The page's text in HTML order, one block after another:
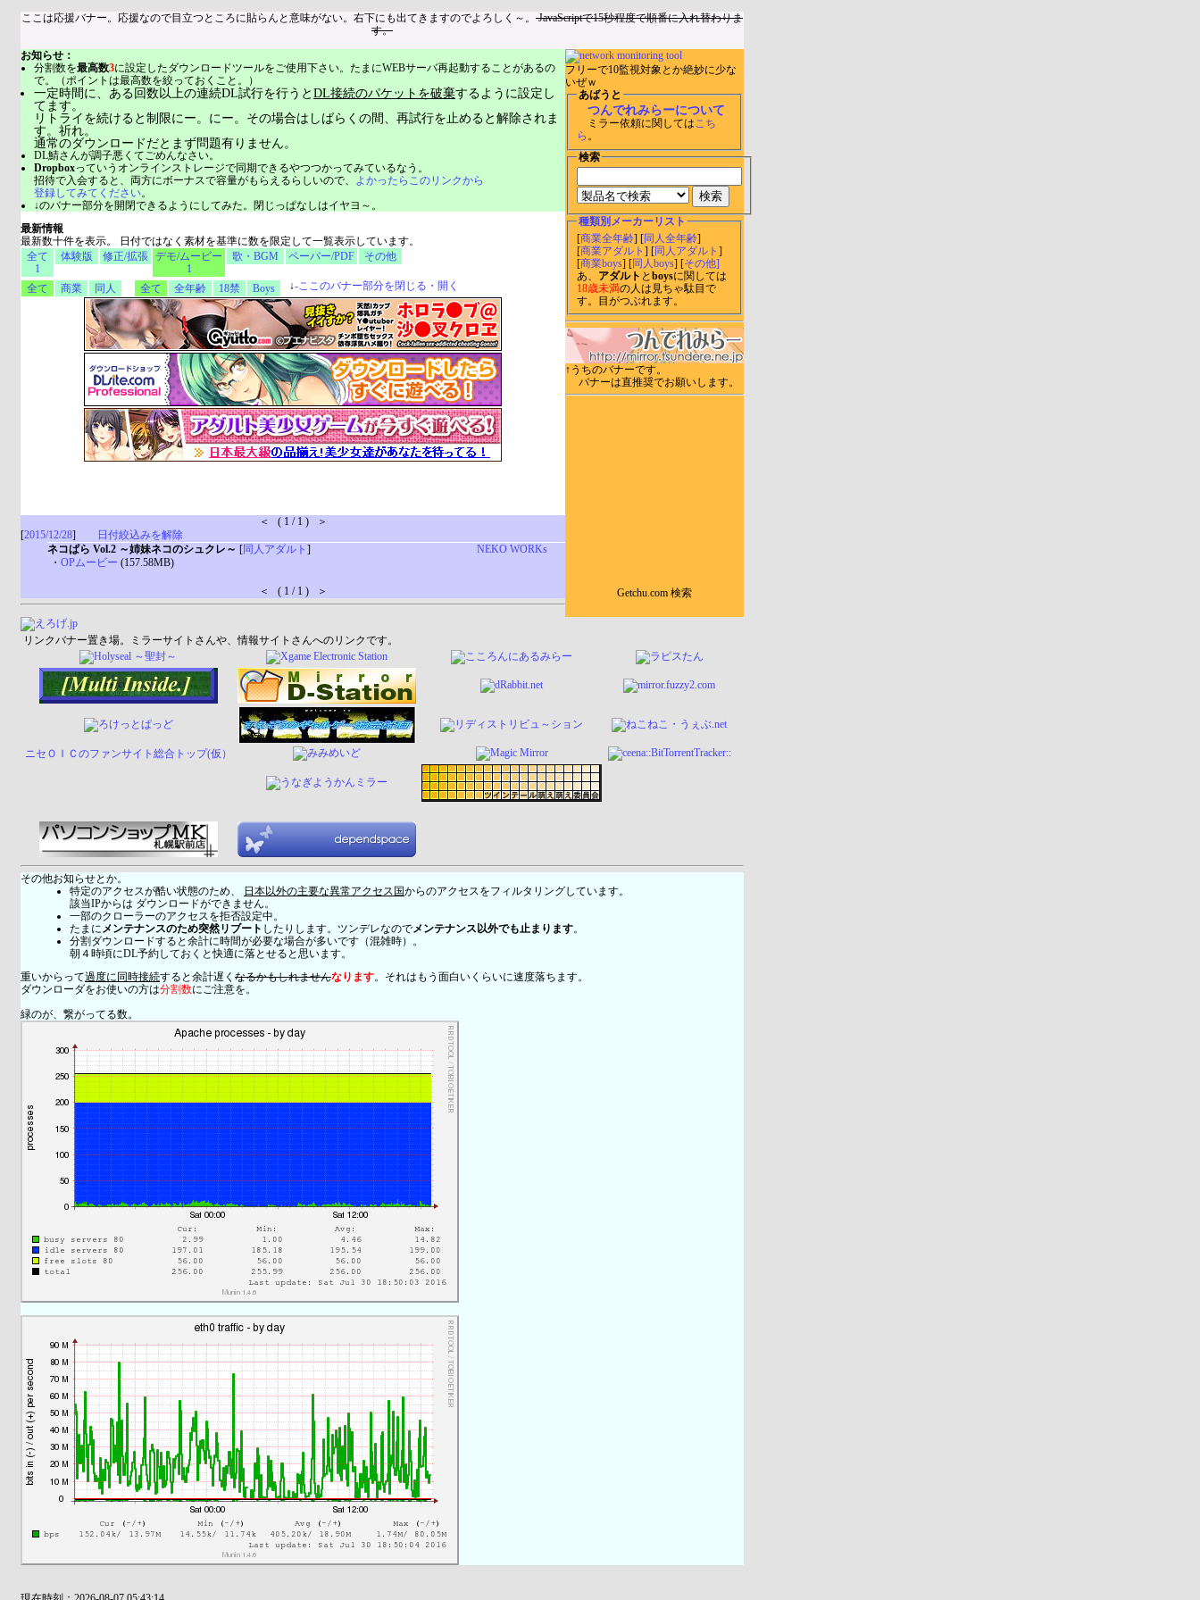
ここは応援バナー。応援なので目立つところに貼らんと意味がない。右下にも出てきますのでよろしく～。 JavaScriptで15秒程度で順番に入れ替わりま
す。
フリーで10監視対象とか絶妙に少な
いぜｗ
あばうと
つんでれみらーについて
ミラー依頼に関してはこち
ら 。
検索
種類別メーカーリスト
[商業全年齢 ] [同人全年齢]
[商業アダルト ] [同人アダルト ]
[商業boys] [同人boys ] [その他]
あ、 アダルト とboysに関しては
18歳未満の人は見ちゃ駄目で
す。目がつぶれます。
↑うちのバナーです。
バナーは直推奨でお願いします。
Getchu.com 検索
お知らせ：
分割数を最高数3に設定したダウンロードツールをご使用下さい。たまにWEBサーバ再起動することがあるの
で。（ポイントは最高数を絞っておくこと。）
一定時間に、ある回数以上の連続DL試行を行うとDL接続のパケットを破棄するように設定し
てます。
リトライを続けると制限にー。にー。その場合はしばらくの間、再試行を止めると解除されま
す。祈れ。
通常のダウンロードだとまず問題有りません。
DL鯖さんが調子悪くてごめんなさい。
Dropboxっていうオンラインストレージで同期できるやつつかってみているなう。
招待で入会すると、両方にボーナスで容量がもらえるらしいので、 よかったらこのリンクから
登録してみてください。
↓のバナー部分を開閉できるようにしてみた。閉じっぱなしはイヤヨ～。
最新情報
最新数十件を表示。 日付ではなく素材を基準に数を限定して一覧表示しています。
全て
1
体験版 修正/拡張 デモ/ムービー
1
歌・BGM ペーパー/PDF その他
全て 商業 同人 全て 全年齢 18禁 Boys ↓-ここのバナー部分を閉じる・開く
＜ ( 1 / 1 ) ＞
[2015/12/28]
日付絞込みを解除
ネコぱら Vol.2 ～姉妹ネコのシュクレ～ [同人アダルト ]
NEKO WORKs
・ OPムービー (157.58MB)
＜ ( 1 / 1 ) ＞
リンクバナー置き場。ミラーサイトさんや、情報サイトさんへのリンクです。
ニセＯＩＣのファンサイト総合トップ(仮）
その他お知らせとか。
特定のアクセスが酷い状態のため、
日本以外の主要な異常アクセス国からのアクセスをフィルタリングしています。
該当IPからは ダウンロードができません。
一部のクローラーのアクセスを拒否設定中。
たまにメンテナンスのため突然リブート したりします。ツンデレなのでメンテナンス以外でも止まります。
分割ダウンロードすると余計に時間が必要な場合が多いです（混雑時）。
朝４時頃にDL予約しておくと快適に落とせると思います。
重いからって過度に同時接続すると余計遅く なるかもしれませんなります。それはもう面白いくらいに速度落ちます。
ダウンローダをお使いの方は分割数にご注意を。
緑のが、繋がってる数。